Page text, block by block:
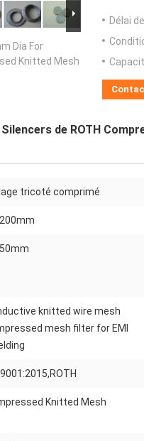
Dia For
Knitted Mesh
Délai
de ROTH
tricoté comprimé
knitted wire mesh
mesh filter for EMI
Knitted Mesh